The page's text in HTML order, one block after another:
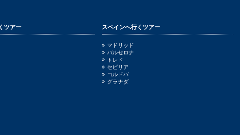
ツアー スペインへ行くツアー
マドリッド
バルセロナ
トレド
セビリア
コルドバ
グラナダ